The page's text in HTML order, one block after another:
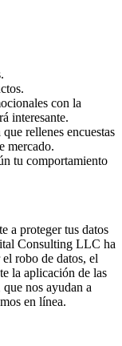
con la
interesante.
rellenes encuestas
mercado.
tu comportamiento
a proteger tus datos
Consulting LLC ha
robo de datos, el
la aplicación de las
nos ayudan a
en línea.